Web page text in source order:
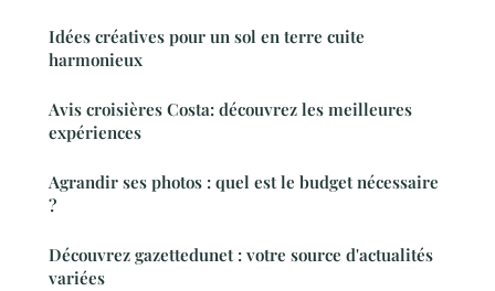
Idées créatives pour un sol en terre cuite
harmonieux
Avis croisières Costa: découvrez les meilleures
expériences
Agrandir ses photos : quel est le budget nécessaire
?
Découvrez gazettedunet : votre source d'actualités
variées